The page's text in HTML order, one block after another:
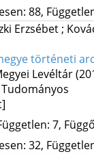
88,
Erzsébet;
történeti
Levéltár
7,
32,